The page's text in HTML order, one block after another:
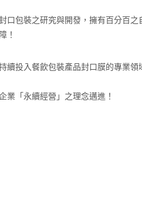
口包裝之研究與開發，擁有百分百
！
投入餐飲包裝產品封口膜的專業
業「永續經營」之理念邁進！